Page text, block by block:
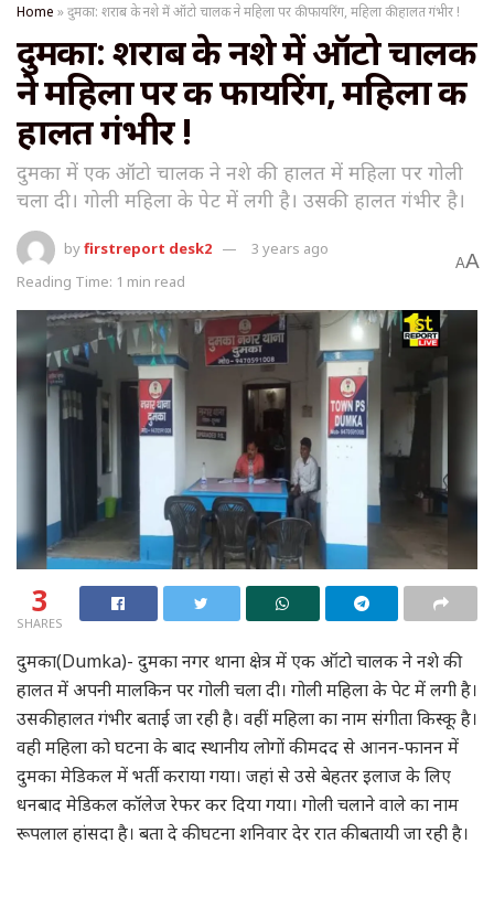
Home »दुमका: शराब के नशे में ऑटो चालक ने महिला पर की फायरिंग, महिला की हालत गंभीर !
दुमका: शराब के नशे में ऑटो चालक
ने महिला पर की फायरिंग, महिला की
हालत गंभीर !
दुमका में एक ऑटो चालक ने नशे की हालत में महिला पर गोली
चला दी। गोली महिला के पेट में लगी है। उसकी हालत गंभीर है।
byfirstreport desk2
3 years ago
Reading Time: 1 min read
AA
3
SHARES
दुमका(Dumka)- दुमका नगर थाना क्षेत्र में एक ऑटो चालक ने नशे की
हालत में अपनी मालकिन पर गोली चला दी। गोली महिला के पेट में लगी है।
उसकी हालत गंभीर बताई जा रही है। वहीं महिला का नाम संगीता किस्कू है।
वही महिला को घटना के बाद स्थानीय लोगों की मदद से आनन-फानन में
दुमका मेडिकल में भर्ती कराया गया। जहां से उसे बेहतर इलाज के लिए
धनबाद मेडिकल कॉलेज रेफर कर दिया गया। गोली चलाने वाले का नाम
रूपलाल हांसदा है। बता दे की घटना शनिवार देर रात की बतायी जा रही है।